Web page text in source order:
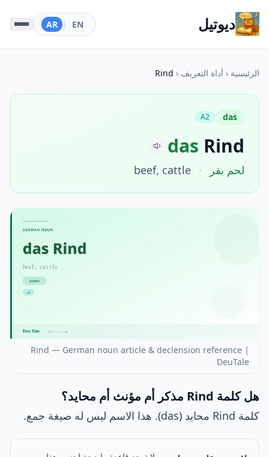
ديوتيل EN
|
AR
الرئيسية ‹ أداة التعريف ‹
Rind
das
A2
das Rind
لحم بقر ·
beef, cattle
Rind — German noun article & declension reference |
DeuTale
هل كلمة Rind مذكر أم مؤنث أم محايد؟
كلمة Rind محايد (das). هذا الاسم ليس له صيغة جمع.